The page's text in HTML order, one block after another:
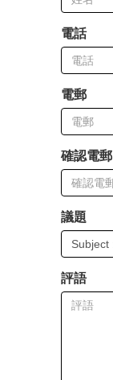
電話
電郵
確認電郵
議題
評語